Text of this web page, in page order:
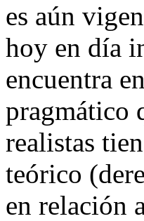
es aún
hoy en día
encuentra
pragmático
realistas
teórico
en relación